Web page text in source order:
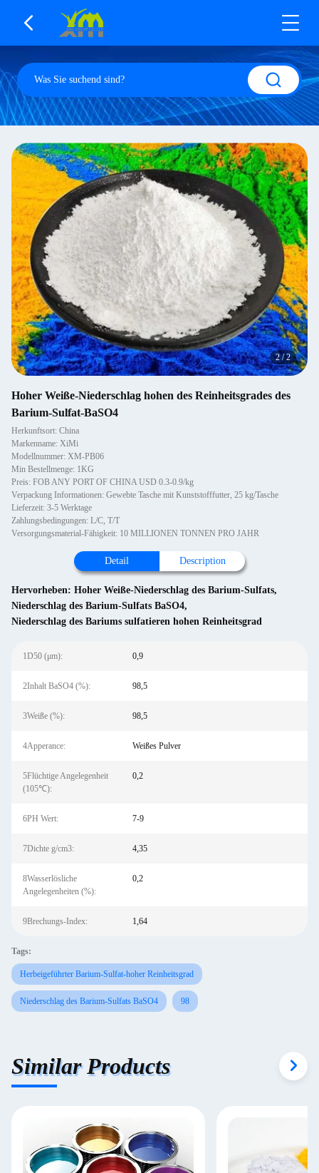
2/2
Hoher Weiße-Niederschlag hohen des Reinheitsgrades des
Barium-Sulfat-BaSO4
Herkunftsort: China
Markenname: XiMi
Modellnummer: XM-PB06
Min Bestellmenge: 1KG
Preis: FOB ANY PORT OF CHINA USD 0.3-0.9/kg
Verpackung Informationen: Gewebte Tasche mit Kunststofffutter, 25 kg/Tasche
Lieferzeit: 3-5 Werktage
Zahlungsbedingungen: L/C, T/T
Versorgungsmaterial-Fähigkeit: 10 MILLIONEN TONNEN PRO JAHR
Detail Description
Hervorheben: Hoher Weiße-Niederschlag des Barium-Sulfats,
Niederschlag des Barium-Sulfats BaSO4,
Niederschlag des Bariums sulfatieren hohen Reinheitsgrad
1D50 (μm): 0,9
2Inhalt BaSO4 (%): 98,5
3Weiße (%): 98,5
4Apperance: Weißes Pulver
5Flüchtige Angelegenheit
(105℃):
0,2
6PH Wert: 7-9
7Dichte g/cm3: 4,35
8Wasserlösliche
Angelegenheiten (%):
0,2
9Brechungs-Index: 1,64
Tags:
Herbeigeführter Barium-Sulfat-hoher Reinheitsgrad
Niederschlag des Barium-Sulfats BaSO4 98
Similar Products